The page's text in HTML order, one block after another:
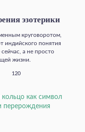
эзотерики
круговоротом,
индийского понятия
а не просто
жизни.
120